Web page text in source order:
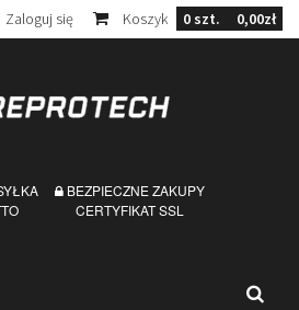
Koszyk 0 szt. 0,00zł
Zaloguj się
BEZPIECZNE ZAKUPY
CERTYFIKAT SSL